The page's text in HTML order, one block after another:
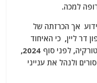
למכה.
אך הכרזתה של
דר ליין, כי האיחוד
האירופי יעניק מיליארד יורו נוספים לטורקיה, לפני סוף 2024,
ולנהל את ענייני